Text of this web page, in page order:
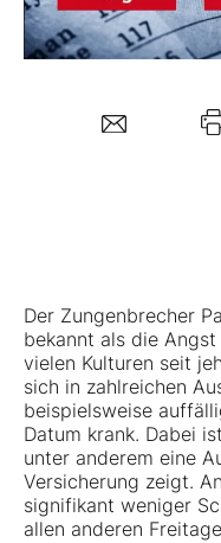
Folgen Sie uns
Der Zungenbrecher
bekannt als die
vielen Kulturen seit
sich in zahlreichen
beispielsweise
Datum krank. Dabei
unter anderem eine
Versicherung zeigt.
signifikant weniger
allen anderen